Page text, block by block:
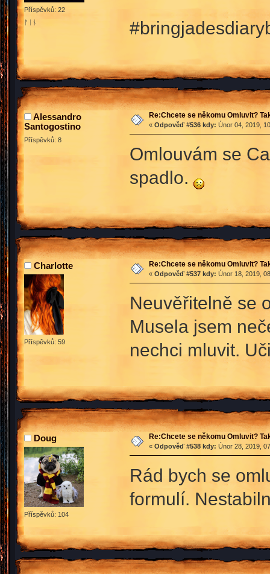
Příspěvků: 22
ᚠᛁᚾ
Alessandro
Santogostino
Příspěvků: 8
Re:Chcete se někomu Omluvit?
« Odpověď #536 kdy: Únor 04, 2019,
Omlouvám se
spadlo.
Charlotte
Příspěvků: 59
Re:Chcete se někomu Omluvit?
« Odpověď #537 kdy: Únor 18, 2019,
Neuvěřitelně se
Musela jsem
nechci mluvit.
Doug
Příspěvků: 104
Re:Chcete se někomu Omluvit?
« Odpověď #538 kdy: Únor 28, 2019,
Rád bych se
formulí.